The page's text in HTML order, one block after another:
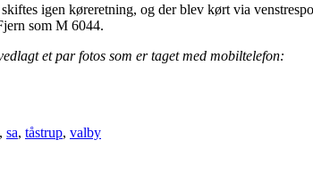
igen køreretning, og der blev kørt via
som M 6044.
et par fotos som er taget med mobiltelefon:
, sa, tåstrup, valby